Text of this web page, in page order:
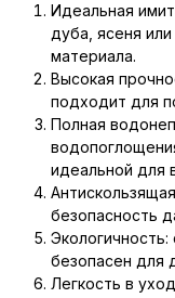
Идеальная
дуба, ясеня
материала.
Высокая
подходит для
Полная
идеальной для
безопасность
безопасен для
Легкость в